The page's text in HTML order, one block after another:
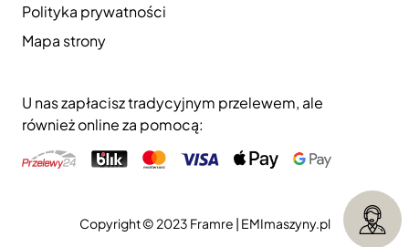
Polityka prywatności
Mapa strony
U nas zapłacisz tradycyjnym przelewem, ale
również online za pomocą:
Copyright © 2023 Framre | EMImaszyny.pl